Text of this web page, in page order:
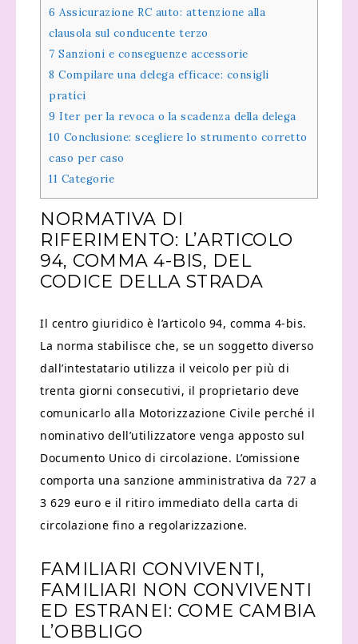
6 Assicurazione RC auto: attenzione alla
clausola sul conducente terzo
7 Sanzioni e conseguenze accessorie
8 Compilare una delega efficace: consigli
pratici
9 Iter per la revoca o la scadenza della delega
10 Conclusione: scegliere lo strumento corretto
caso per caso
11 Categorie
NORMATIVA DI
RIFERIMENTO: L’ARTICOLO
94, COMMA 4-BIS, DEL
CODICE DELLA STRADA
Il centro giuridico è l’articolo 94, comma 4-bis.
La norma stabilisce che, se un soggetto diverso
dall’intestatario utilizza il veicolo per più di
trenta giorni consecutivi, il proprietario deve
comunicarlo alla Motorizzazione Civile perché il
nominativo dell’utilizzatore venga apposto sul
Documento Unico di circolazione. L’omissione
comporta una sanzione amministrativa da 727 a
3 629 euro e il ritiro immediato della carta di
circolazione fino a regolarizzazione.
FAMILIARI CONVIVENTI,
FAMILIARI NON CONVIVENTI
ED ESTRANEI: COME CAMBIA
L’OBBLIGO